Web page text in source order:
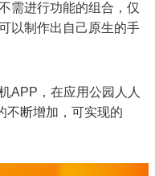
需进行功能的组合，仅
以制作出自己原生的手
APP，在应用公园人人
不断增加，可实现的